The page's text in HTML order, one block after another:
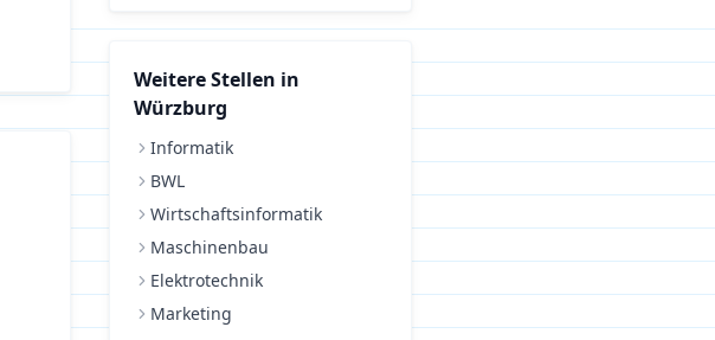
Weitere Stellen in
Würzburg
Informatik
BWL
Wirtschaftsinformatik
Maschinenbau
Elektrotechnik
Marketing